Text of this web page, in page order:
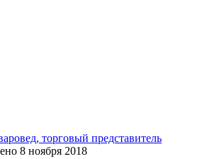
торговый представитель
8 ноября 2018